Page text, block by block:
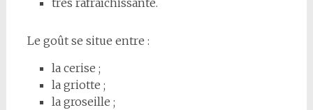
Le goût se situe entre :
la cerise ;
la griotte ;
la groseille ;